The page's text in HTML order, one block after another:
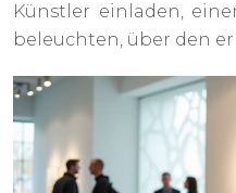
Künstler einladen,
beleuchten, über den